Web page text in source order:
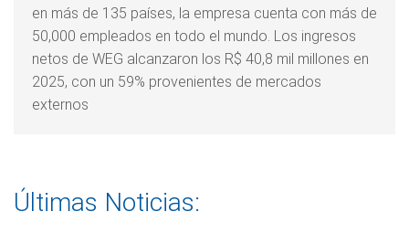
en más de 135 países, la empresa cuenta con más de
50,000 empleados en todo el mundo. Los ingresos
netos de WEG alcanzaron los R$ 40,8 mil millones en
2025, con un 59% provenientes de mercados
externos
Últimas Noticias: